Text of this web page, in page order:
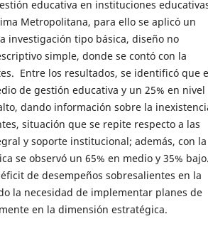
educativa en instituciones
Metropolitana, para ello se aplicó un
investigación tipo básica, diseño no
simple, donde se contó con la
Entre los resultados, se identificó que
de gestión educativa y un 25% en nivel
dando información sobre la
situación que se repite respecto a las
y soporte institucional; además, con la
se observó un 65% en medio y 35% bajo.
de desempeños sobresalientes en la
la necesidad de implementar planes de
en la dimensión estratégica.